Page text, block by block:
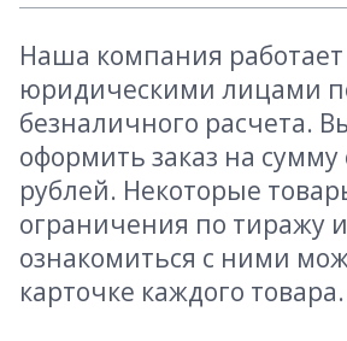
Наша компания работает
юридическими лицами
безналичного расчета.
оформить заказ на сумму
рублей. Некоторые
ограничения по тиражу и
ознакомиться с ними
карточке каждого товара.